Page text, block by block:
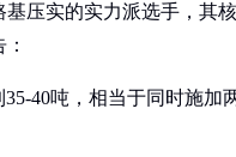
基压实的实力派选手，其
35-40吨，相当于同时施加